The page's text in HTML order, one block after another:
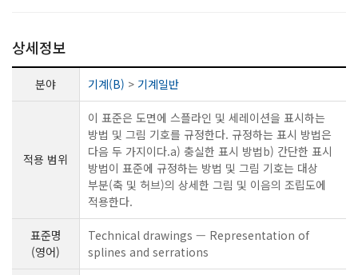
상세정보
분야 기계(B) > 기계일반
적용 범위
이 표준은 도면에 스플라인 및 세레이션을 표시하는
방법 및 그림 기호를 규정한다. 규정하는 표시 방법은
다음 두 가지이다.a) 충실한 표시 방법b) 간단한 표시
방법이 표준에 규정하는 방법 및 그림 기호는 대상
부분(축 및 허브)의 상세한 그림 및 이음의 조립도에
적용한다.
표준명
(영어)
Technical drawings — Representation of
splines and serrations